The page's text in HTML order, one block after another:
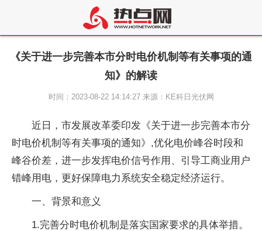
《关于进一步完善本市分时电价机制等有关事项的通
知》的解读
时间：2023-08-22 14:14:27 来源：KE科日光伏网
近日，市发展改革委印发《关于进一步完善本市分
时电价机制等有关事项的通知》,优化电价峰谷时段和
峰谷价差，进一步发挥电价信号作用、引导工商业用户
错峰用电，更好保障电力系统安全稳定经济运行。
一、背景和意义
1.完善分时电价机制是落实国家要求的具体举措。